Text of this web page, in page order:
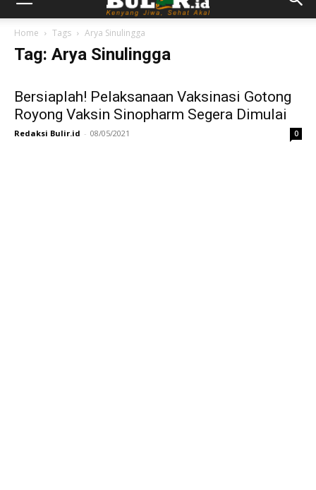
Home Tags Arya Sinulingga
Tag: Arya Sinulingga
Bersiaplah! Pelaksanaan Vaksinasi Gotong
Royong Vaksin Sinopharm Segera Dimulai
Redaksi Bulir.id - 08/05/2021 0